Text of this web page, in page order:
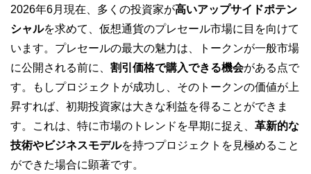
2026年6月現在、多くの投資家が高いアップサイドポテン
シャルを求めて、仮想通貨のプレセール市場に目を向けて
います。プレセールの最大の魅力は、トークンが一般市場
に公開される前に、 割引価格で購入できる機会がある点で
す。もしプロジェクトが成功し、そのトークンの価値が上
昇すれば、初期投資家は大きな利益を得ることができま
す。これは、特に市場のトレンドを早期に捉え、 革新的な
技術やビジネスモデルを持つプロジェクトを見極めること
ができた場合に顕著です。